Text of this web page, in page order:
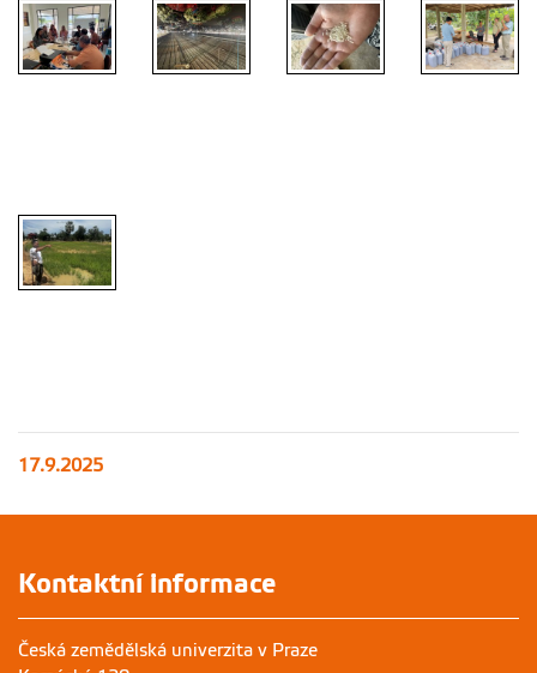
17.9.2025
Kontaktní informace
Česká zemědělská univerzita v Praze